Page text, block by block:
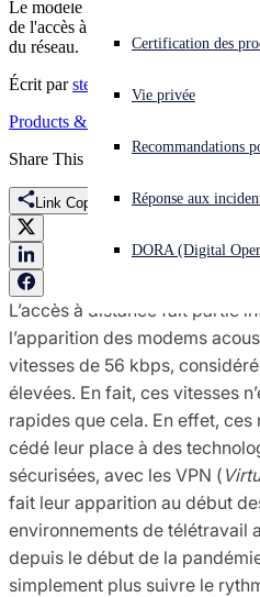
Vous subissez une cyberattaque ?
Open search
Français Open language switcher
Certification des
Vie privée
Recommandations
Réponse aux
DORA (Digital
Le modèle ZTNA (Zero Trust
de l'accès à distance tout en
du réseau.
Écrit par stephenlawton
Products & Services
Share This
Link Copied
L’accès à distance fait partie
l’apparition des modems
vitesses de 56 kbps,
élevées. En fait, ces vitesses
rapides que cela. En effet,
cédé leur place à des
sécurisées, avec les VPN (
fait leur apparition au début
environnements de télétravail
depuis le début de la
simplement plus suivre le